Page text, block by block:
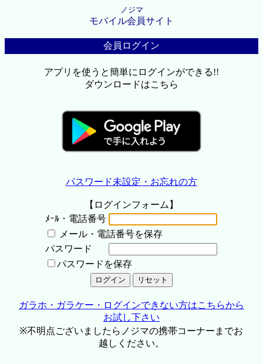
ノジマ
モバイル会員サイト
会員ログイン
アプリを使うと簡単にログインができる!!
ダウンロードはこちら
パスワード未設定・お忘れの方
【ログインフォーム】
ﾒｰﾙ・電話番号
メール・電話番号を保存
パスワード
パスワードを保存
ガラホ・ガラケー・ログインできない方はこちらから
お試し下さい
※不明点ございましたらノジマの携帯コーナーまでお
越しください。